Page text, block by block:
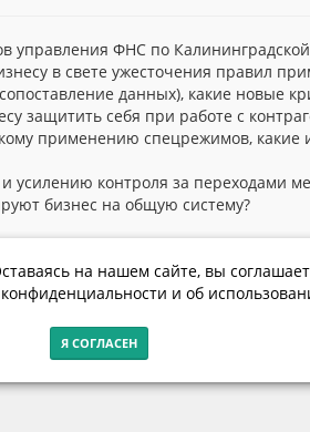
управления ФНС по
в свете ужесточения правил
данных), какие новые
защитить себя при работе с
применению спецрежимов,
контроля за переходами
бизнес на общую систему?
на нашем сайте, вы
и об
Я СОГЛАСЕН